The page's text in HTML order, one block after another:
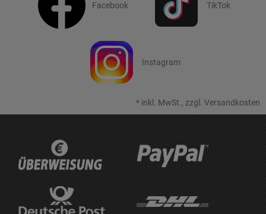
Facebook TikTok
Instagram
* inkl. MwSt., zzgl. Versandkosten